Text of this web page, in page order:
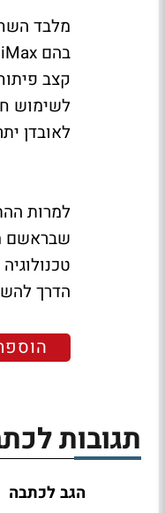
קצב
לשימוש
לאובדן
למרות
שבראשם
הדרך
תגובות
הגב לכתבה